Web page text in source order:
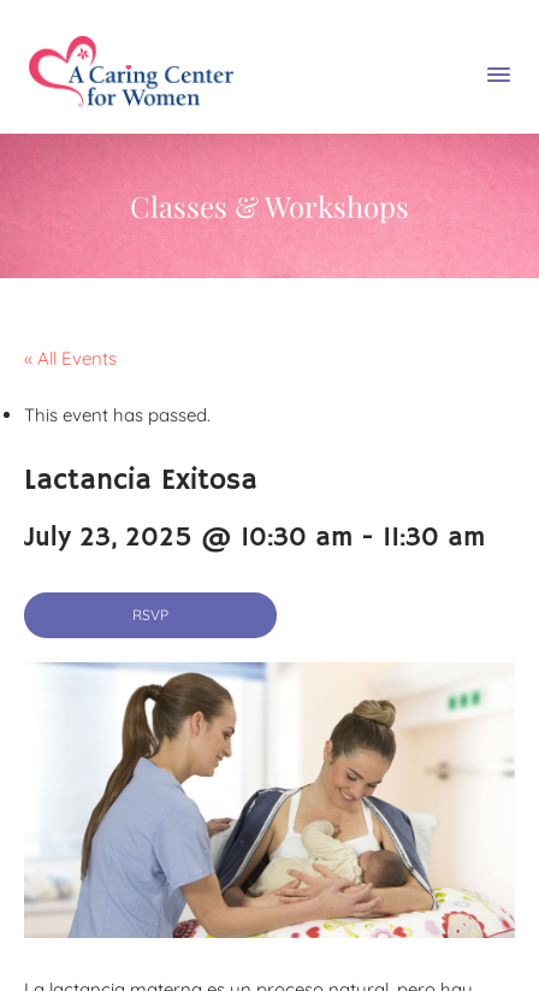
Classes & Workshops
« All Events
This event has passed.
Lactancia Exitosa
July 23, 2025 @ 10:30 am - 11:30 am
RSVP